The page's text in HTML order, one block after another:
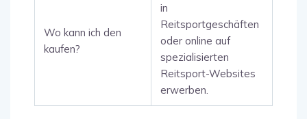
Wo kann ich den
kaufen?
in
Reitsportgeschäften
oder online auf
spezialisierten
Reitsport-Websites
erwerben.